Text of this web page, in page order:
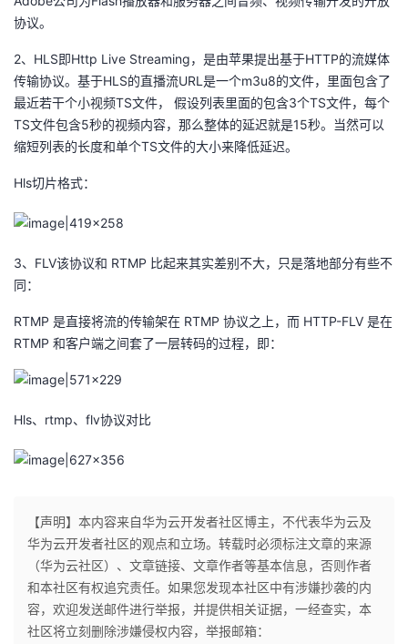
验
收
藏
议
协议。
2、HLS即Http Live Streaming，是由苹果提出基于HTTP的流媒体
传输协议。基于HLS的直播流URL是一个m3u8的文件，里面包含了
最近若干个小视频TS文件， 假设列表里面的包含3个TS文件，每个
TS文件包含5秒的视频内容，那么整体的延迟就是15秒。当然可以
缩短列表的长度和单个TS文件的大小来降低延迟。
Hls切片格式：
3、FLV该协议和 RTMP 比起来其实差别不大，只是落地部分有些不
同：
RTMP 是直接将流的传输架在 RTMP 协议之上，而 HTTP-FLV 是在
RTMP 和客户端之间套了一层转码的过程，即：
Hls、rtmp、flv协议对比
【声明】本内容来自华为云开发者社区博主，不代表华为云及
华为云开发者社区的观点和立场。转载时必须标注文章的来源
（华为云社区）、文章链接、文章作者等基本信息，否则作者
和本社区有权追究责任。如果您发现本社区中有涉嫌抄袭的内
容，欢迎发送邮件进行举报，并提供相关证据，一经查实，本
社区将立刻删除涉嫌侵权内容，举报邮箱：